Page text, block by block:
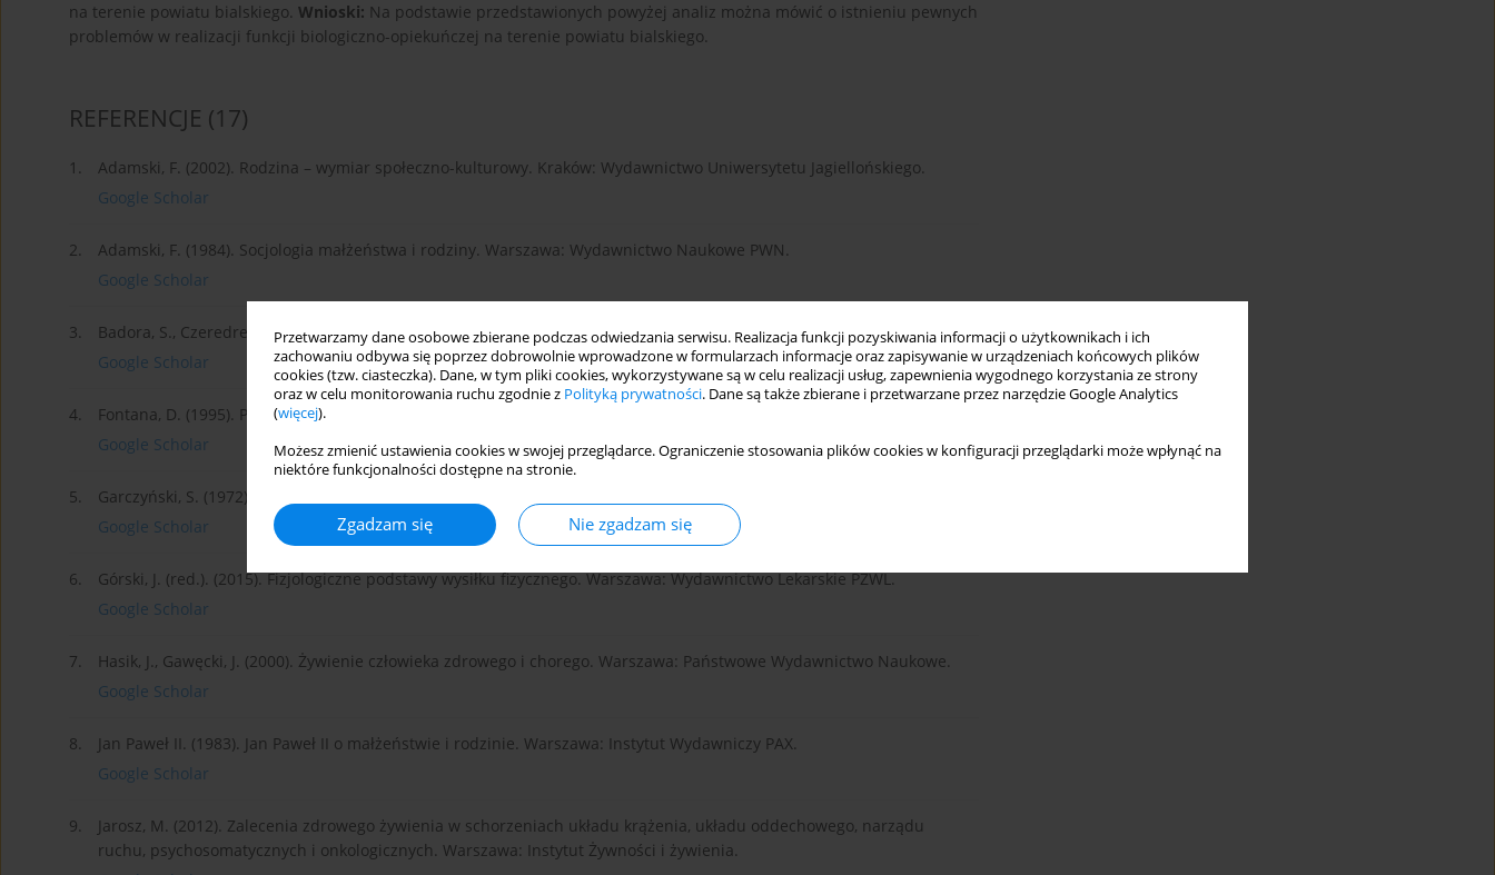
Przetwarzamy dane osobowe zbierane podczas odwiedzania serwisu. Realizacja funkcji pozyskiwania informacji o użytkownikach i ich
zachowaniu odbywa się poprzez dobrowolnie wprowadzone w formularzach informacje oraz zapisywanie w urządzeniach końcowych plików
cookies (tzw. ciasteczka). Dane, w tym pliki cookies, wykorzystywane są w celu realizacji usług, zapewnienia wygodnego korzystania ze strony
oraz w celu monitorowania ruchu zgodnie z Polityką prywatności. Dane są także zbierane i przetwarzane przez narzędzie Google Analytics
(więcej).
Możesz zmienić ustawienia cookies w swojej przeglądarce. Ograniczenie stosowania plików cookies w konfiguracji przeglądarki może wpłynąć na
niektóre funkcjonalności dostępne na stronie.
Zgadzam się Nie zgadzam się
na terenie powiatu bialskiego. Wnioski: Na podstawie przedstawionych powyżej analiz można mówić o istnieniu pewnych
problemów w realizacji funkcji biologiczno-opiekuńczej na terenie powiatu bialskiego.
REFERENCJE (17)
1.
Adamski, F. (2002). Rodzina – wymiar społeczno-kulturowy. Kraków: Wydawnictwo Uniwersytetu Jagiellońskiego.
Google Scholar
2.
Adamski, F. (1984). Socjologia małżeństwa i rodziny. Warszawa: Wydawnictwo Naukowe PWN.
Google Scholar
3.
Badora, S., Czeredrecka, B., Marzec, D. (2001), Rodzina i formy jej wspomagania, Kraków: Wydawnictwo Impuls.
Google Scholar
4.
Fontana, D. (1995). Psychologia dla nauczycieli. Poznań: Wydawnictwo Zysk i Spółka.
Google Scholar
5.
Garczyński, S. (1972), Potrzeby psychiczne. Niedosyt. Zaspokojenie. Warszawa: Nasza Księgarnia.
Google Scholar
6.
Górski, J. (red.). (2015). Fizjologiczne podstawy wysiłku fizycznego. Warszawa: Wydawnictwo Lekarskie PZWL.
Google Scholar
7.
Hasik, J., Gawęcki, J. (2000). Żywienie człowieka zdrowego i chorego. Warszawa: Państwowe Wydawnictwo Naukowe.
Google Scholar
8.
Jan Paweł II. (1983). Jan Paweł II o małżeństwie i rodzinie. Warszawa: Instytut Wydawniczy PAX.
Google Scholar
9.
Jarosz, M. (2012). Zalecenia zdrowego żywienia w schorzeniach układu krążenia, układu oddechowego, narządu
ruchu, psychosomatycznych i onkologicznych. Warszawa: Instytut Żywności i żywienia.